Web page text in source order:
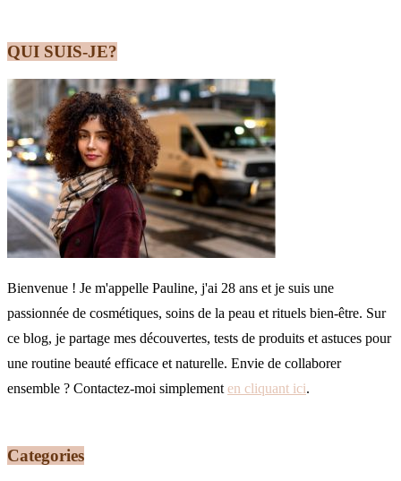
QUI SUIS-JE?
Bienvenue ! Je m'appelle Pauline, j'ai 28 ans et je suis une
passionnée de cosmétiques, soins de la peau et rituels bien-être. Sur
ce blog, je partage mes découvertes, tests de produits et astuces pour
une routine beauté efficace et naturelle. Envie de collaborer
ensemble ? Contactez-moi simplement en cliquant ici.
Categories